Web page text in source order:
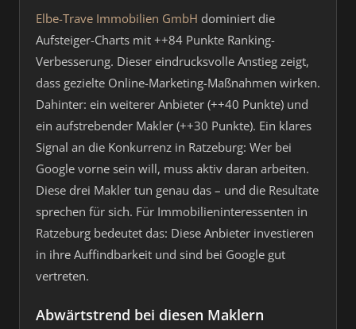
Elbe-Trave Immobilien GmbH dominiert die
Aufsteiger-Charts mit ++84 Punkte Ranking-
Verbesserung. Dieser eindrucksvolle Anstieg zeigt,
dass gezielte Online-Marketing-Maßnahmen wirken.
Dahinter: ein weiterer Anbieter (++40 Punkte) und
ein aufstrebender Makler (++30 Punkte). Ein klares
Signal an die Konkurrenz in Ratzeburg: Wer bei
Google vorne sein will, muss aktiv daran arbeiten.
Diese drei Makler tun genau das – und die Resultate
sprechen für sich. Für Immobilieninteressenten in
Ratzeburg bedeutet das: Diese Anbieter investieren
in ihre Auffindbarkeit und sind bei Google gut
vertreten.
Abwärtstrend bei diesen Maklern